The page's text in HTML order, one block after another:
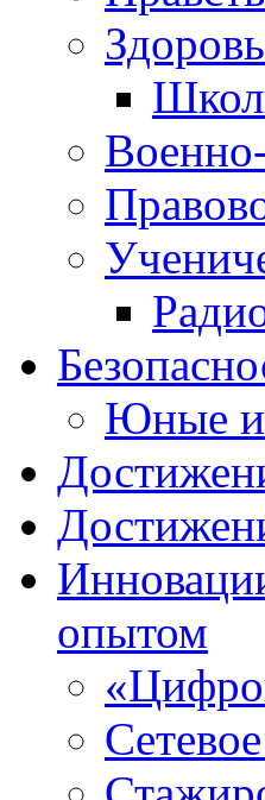
Юные
опытом